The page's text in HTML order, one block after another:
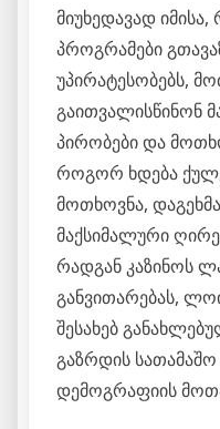
მიუხედავად
პროგრამები
უპირატესობებს,
გაითვალისწინონ
პირობები და
როგორ ხდება
მოთხოვნა,
მაქსიმალური
რადგან კაზინოს
განვითარებას,
შესახებ
გაზრდის
დემოგრაფიის